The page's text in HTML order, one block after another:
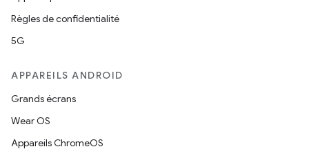
Règles de confidentialité
5G
APPAREILS ANDROID
Grands écrans
Wear OS
Appareils ChromeOS